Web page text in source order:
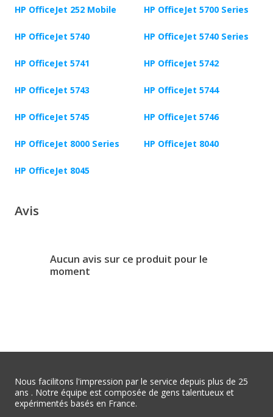
HP OfficeJet 252 Mobile HP OfficeJet 5700 Series
HP OfficeJet 5740 HP OfficeJet 5740 Series
HP OfficeJet 5741 HP OfficeJet 5742
HP OfficeJet 5743 HP OfficeJet 5744
HP OfficeJet 5745 HP OfficeJet 5746
HP OfficeJet 8000 Series HP OfficeJet 8040
HP OfficeJet 8045
Avis
Aucun avis sur ce produit pour le
moment
Nous facilitons l'impression par le service depuis plus de 25
ans . Notre équipe est composée de gens talentueux et
expérimentés basés en France.